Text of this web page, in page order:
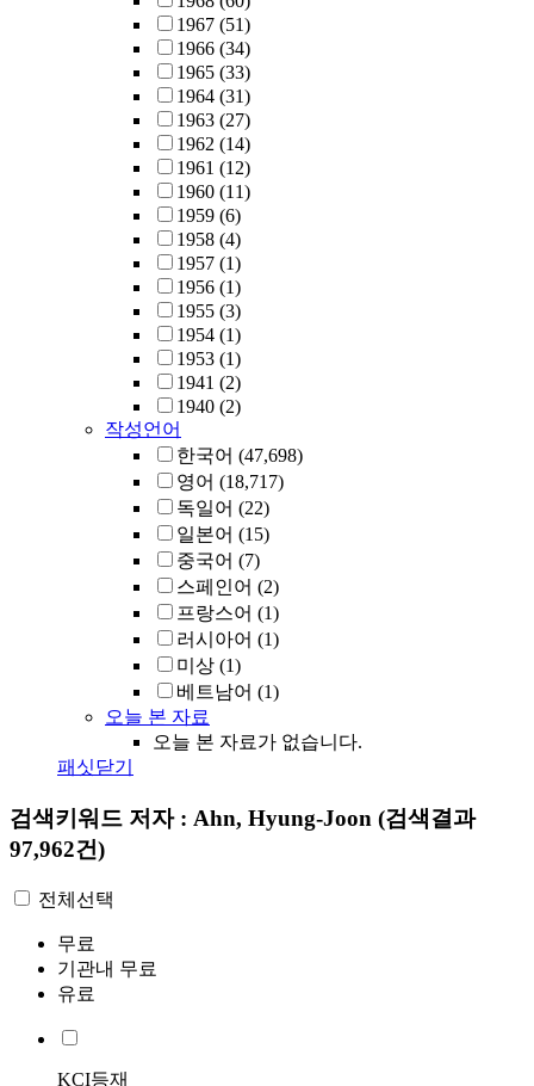
1967 (51)
1966 (34)
1965 (33)
1964 (31)
1963 (27)
1962 (14)
1961 (12)
1960 (11)
1959 (6)
1958 (4)
1957 (1)
1956 (1)
1955 (3)
1954 (1)
1953 (1)
1941 (2)
1940 (2)
작성언어
한국어 (47,698)
영어 (18,717)
독일어 (22)
일본어 (15)
중국어 (7)
스페인어 (2)
프랑스어 (1)
러시아어 (1)
미상 (1)
베트남어 (1)
오늘 본 자료
오늘 본 자료가 없습니다.
패싯닫기
검색키워드 저자 : Ahn, Hyung-Joon (검색결과
97,962건)
전체선택
무료
기관내 무료
유료
KCI등재